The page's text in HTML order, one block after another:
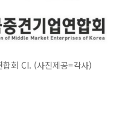
회 CI. (사진제공=각사)